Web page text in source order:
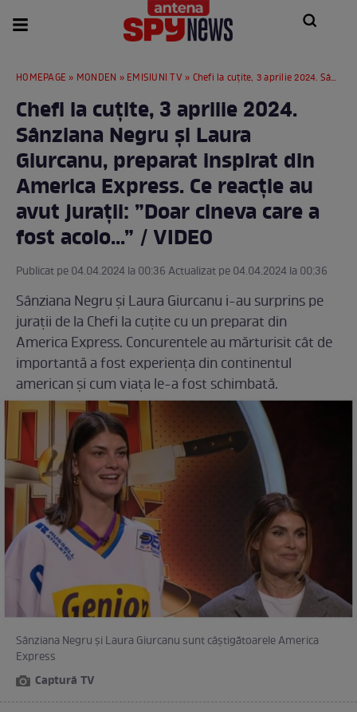
HOMEPAGE » MONDEN » EMISIUNI TV » Chefi la cuțite, 3 aprilie 2024. Sânziana Negru și Laura Giurcanu, preparat inspirat din America Express. Ce reacție au avut jurații: ”Doar cineva care a fost acolo...” / VIDEO
Chefi la cuțite, 3 aprilie 2024.
Sânziana Negru și Laura
Giurcanu, preparat inspirat din
America Express. Ce reacție au
avut jurații: ”Doar cineva care a
fost acolo...” / VIDEO
Publicat pe 04.04.2024 la 00:36 Actualizat pe 04.04.2024 la 00:36
Sânziana Negru și Laura Giurcanu i-au surprins pe
jurații de la Chefi la cuțite cu un preparat din
America Express. Concurentele au mărturisit cât de
importantă a fost experiența din continentul
american și cum viața le-a fost schimbată.
Sânziana Negru și Laura Giurcanu sunt câștigătoarele America
Express
Captură TV